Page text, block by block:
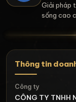
Giải pháp
sống cao
Thông tin
Công ty
CÔNG TY TNHH